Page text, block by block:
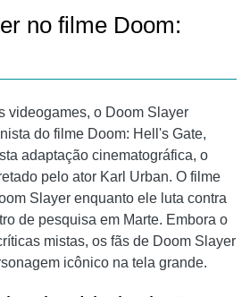
no filme Doom:
videogames, o Doom Slayer
do filme Doom: Hell's Gate,
adaptação cinematográfica, o
pelo ator Karl Urban. O filme
Slayer enquanto ele luta contra
de pesquisa em Marte. Embora o
mistas, os fãs de Doom Slayer
icônico na tela grande.